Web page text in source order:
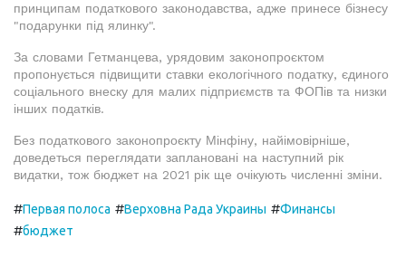
принципам податкового законодавства, адже принесе бізнесу
"подарунки під ялинку".
За словами Гетманцева, урядовим законопроєктом
пропонується підвищити ставки екологічного податку, єдиного
соціального внеску для малих підприємств та ФОПів та низки
інших податків.
Без податкового законопроєкту Мінфіну, найімовірніше,
доведеться переглядати заплановані на наступний рік
видатки, тож бюджет на 2021 рік ще очікують численні зміни.
#Первая полоса #Верховна Рада Украины #Финансы
#бюджет